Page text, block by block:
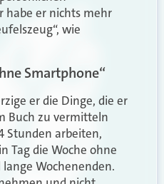
habe er nichts mehr
wie
Smartphone“
er die Dinge, die er
Buch zu vermitteln
Stunden arbeiten,
Tag die Woche ohne
Wochenenden.